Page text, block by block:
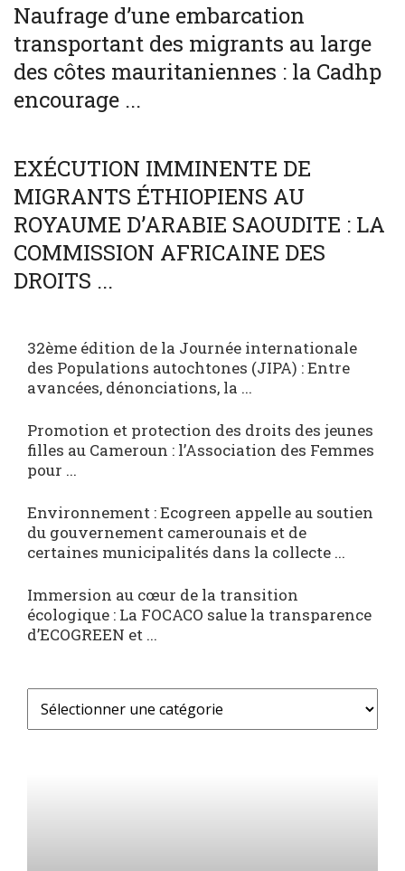
Naufrage d’une embarcation
transportant des migrants au large
des côtes mauritaniennes : la Cadhp
encourage ...
SOCIÉTÉ
EXÉCUTION IMMINENTE DE
MIGRANTS ÉTHIOPIENS AU
ROYAUME D’ARABIE SAOUDITE : LA
COMMISSION AFRICAINE DES
DROITS ...
32ème édition de la Journée internationale
des Populations autochtones (JIPA) : Entre
avancées, dénonciations, la ...
Promotion et protection des droits des jeunes
filles au Cameroun : l’Association des Femmes
pour ...
Environnement : Ecogreen appelle au soutien
du gouvernement camerounais et de
certaines municipalités dans la collecte ...
Immersion au cœur de la transition
écologique : La FOCACO salue la transparence
d’ECOGREEN et ...